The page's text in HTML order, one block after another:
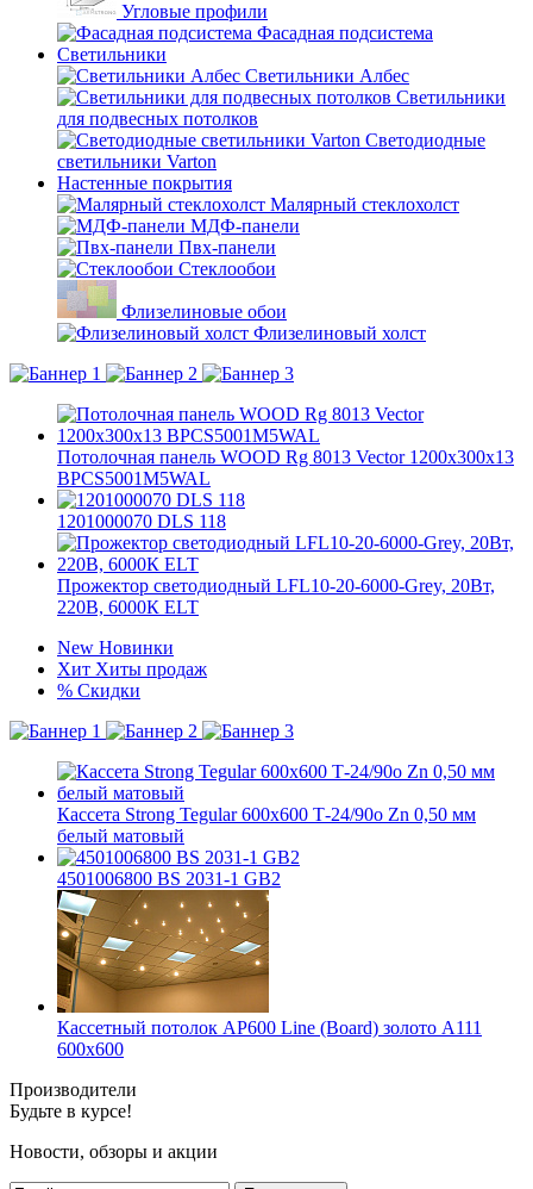
Угловые профили
Фасадная подсистема
Светильники
Светильники Албес
Светильники
для подвесных потолков
Светодиодные
светильники Varton
Настенные покрытия
Малярный стеклохолст
МДФ-панели
Пвх-панели
Стеклообои
Флизелиновые обои
Флизелиновый холст
Потолочная панель WOOD Rg 8013 Vector 1200x300x13
BPCS5001M5WAL
1201000070 DLS 118
Прожектор светодиодный LFL10-20-6000-Grey, 20Вт,
220В, 6000К ELT
New Новинки
Хит Хиты продаж
% Скидки
Кассета Strong Tegular 600х600 Т-24/90о Zn 0,50 мм
белый матовый
4501006800 BS 2031-1 GB2
Кассетный потолок AP600 Line (Board) золото А111
600x600
Производители
Будьте в курсе!
Новости, обзоры и акции